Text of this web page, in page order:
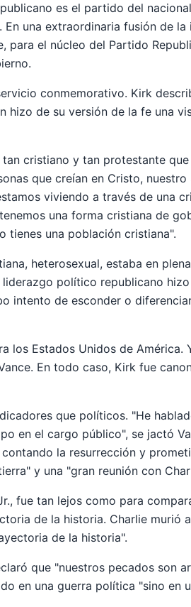
es el partido del
una extraordinaria fusión de
para el núcleo del Partido
conmemorativo. Kirk
hizo de su versión de la fe una
cristiano y tan protestante
que creían en Cristo, nuestro
viviendo a través de una
una forma cristiana de
tienes una población cristiana".
heterosexual, estaba en
político republicano
intento de esconder o
los Estados Unidos de América.
En todo caso, Kirk fue
que políticos. "He
en el cargo público", se jactó
la resurrección y
y una "gran reunión con
fue tan lejos como para
de la historia. Charlie murió
de la historia".
que "nuestros pecados son
en una guerra política "sino en